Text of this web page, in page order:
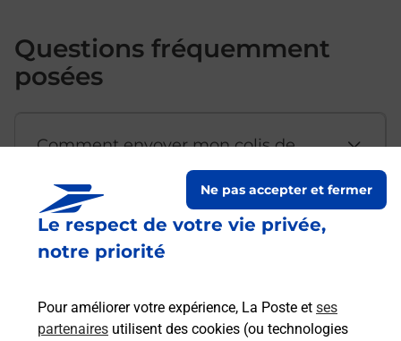
Le respect de votre vie privée,
notre priorité
Pour améliorer votre expérience, La Poste et ses
partenaires utilisent des cookies (ou technologies
Ne pas accepter et fermer
Questions fréquemment
posées
Comment envoyer mon colis de
Est-il possible d’acheter un
emballage directement depuis un